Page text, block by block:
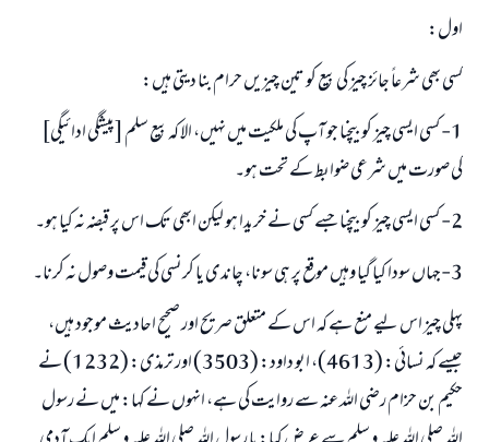
اول:
کسی بھی شرعاً جائز چیز کی بیع کو تین چیزیں حرام بنا دیتی ہیں:
1- کسی ایسی چیز کو بیچنا جو آپ کی ملکیت میں نہیں، الا کہ بیع سلم [پیشگی ادائیگی]
کی صورت میں شرعی ضوابط کے تحت ہو۔
2- کسی ایسی چیز کو بیچنا جسے کسی نے خریدا ہو لیکن ابھی تک اس پر قبضہ نہ کیا ہو۔
3-جہاں سودا کیا گیا وہیں موقع پر ہی سونا، چاندی یا کرنسی کی قیمت وصول نہ کرنا۔
پہلی چیز اس لیے منع ہے کہ اس کے متعلق صریح اور صحیح احادیث موجود ہیں،
جیسے کہ نسائی: (4613)، ابو داود: (3503) اور ترمذی: (1232) نے
حکیم بن حزام رضی اللہ عنہ سے روایت کی ہے، انہوں نے کہا: میں نے رسول